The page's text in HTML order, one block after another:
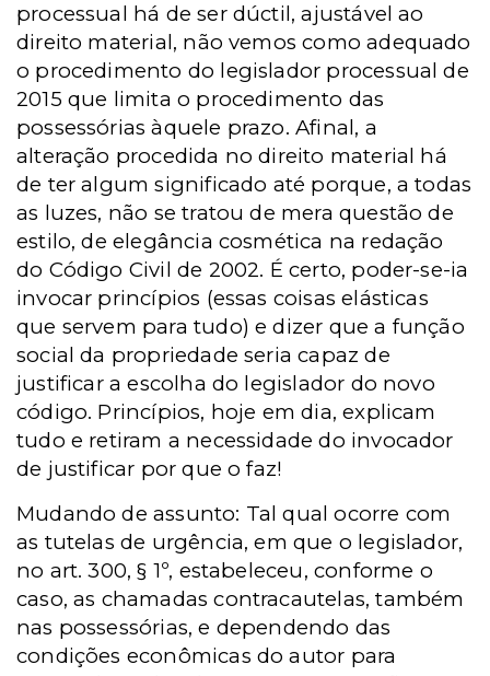
processual há de ser dúctil, ajustável ao
direito material, não vemos como adequado
o procedimento do legislador processual de
2015 que limita o procedimento das
possessórias àquele prazo. Afinal, a
alteração procedida no direito material há
de ter algum significado até porque, a todas
as luzes, não se tratou de mera questão de
estilo, de elegância cosmética na redação
do Código Civil de 2002. É certo, poder-se-ia
invocar princípios (essas coisas elásticas
que servem para tudo) e dizer que a função
social da propriedade seria capaz de
justificar a escolha do legislador do novo
código. Princípios, hoje em dia, explicam
tudo e retiram a necessidade do invocador
de justificar por que o faz!
Mudando de assunto: Tal qual ocorre com
as tutelas de urgência, em que o legislador,
no art. 300, § 1º, estabeleceu, conforme o
caso, as chamadas contracautelas, também
nas possessórias, e dependendo das
condições econômicas do autor para